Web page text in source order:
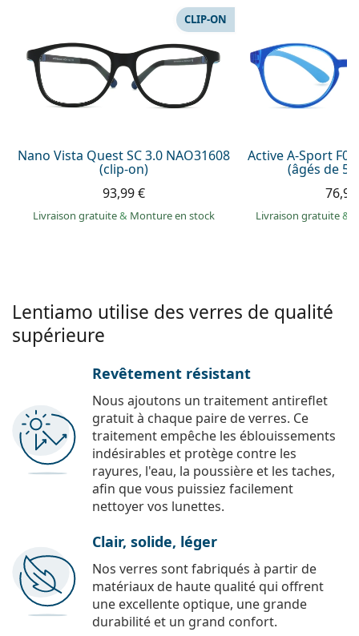
Prada
Toutes les marques
Nano Vista Quest SC 3.0 NAO31608
(clip-on)
CLIP-ON
93,99 €
Livraison gratuite& Monture en stock
Active A-Sport
(âgés de 5
Livraison gratuite&
Lentiamo utilise des verres de qualité
supérieure
Revêtement résistant
Nous ajoutons un traitement antireflet
gratuit à chaque paire de verres. Ce
traitement empêche les éblouissements
indésirables et protège contre les
rayures, l'eau, la poussière et les taches,
afin que vous puissiez facilement
nettoyer vos lunettes.
Clair, solide, léger
Nos verres sont fabriqués à partir de
matériaux de haute qualité qui offrent
une excellente optique, une grande
durabilité et un grand confort.